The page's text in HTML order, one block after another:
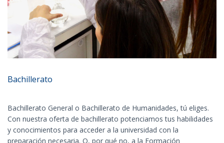
Bachillerato
Bachillerato General o Bachillerato de Humanidades, tú eliges.
Con nuestra oferta de bachillerato potenciamos tus habilidades
y conocimientos para acceder a la universidad con la
preparación necesaria. O, por qué no, a la Formación